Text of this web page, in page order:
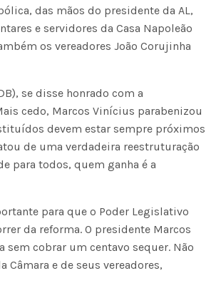
das mãos do presidente da AL,
e servidores da Casa Napoleão
os vereadores João Corujinha
se disse honrado com a
cedo, Marcos Vinícius parabenizou
devem estar sempre próximos
de uma verdadeira reestruturação
para todos, quem ganha é a
para que o Poder Legislativo
da reforma. O presidente Marcos
sem cobrar um centavo sequer. Não
e de seus vereadores,